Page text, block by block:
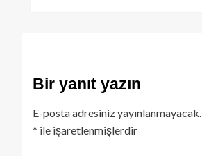
Bir yanıt yazın
E-posta adresiniz yayınlanmayacak.
* ile işaretlenmişlerdir